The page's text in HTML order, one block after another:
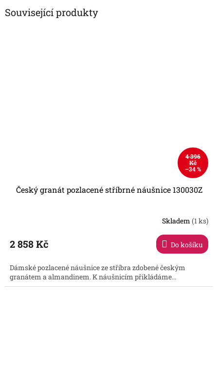
Související produkty
4 396
Kč
–34 %
Český granát pozlacené stříbrné náušnice 130030Z
Skladem (1 ks)
2 858 Kč Do košíku
Dámské pozlacené náušnice ze stříbra zdobené českým
granátem a almandinem. K náušnicím přikládáme...